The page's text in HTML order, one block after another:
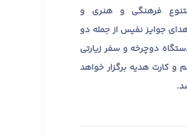
فرهنگی و هنری و
جوایز نفیس از جمله دو
دوچرخه و سفر زیارتی
و کارت هدیه برگزار خواهد